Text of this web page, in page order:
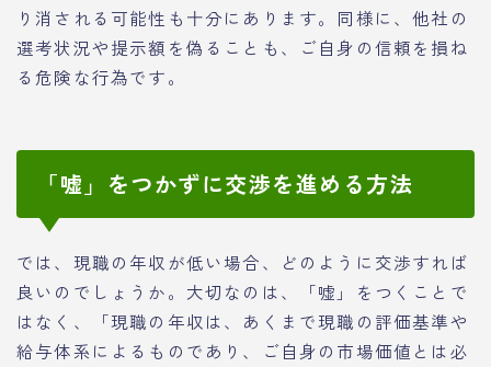
り消される可能性も十分にあります。同様に、他社の
選考状況や提示額を偽ることも、ご自身の信頼を損ね
る危険な行為です。
「嘘」をつかずに交渉を進める方法
では、現職の年収が低い場合、どのように交渉すれば
良いのでしょうか。大切なのは、「嘘」をつくことで
はなく、「現職の年収は、あくまで現職の評価基準や
給与体系によるものであり、ご自身の市場価値とは必